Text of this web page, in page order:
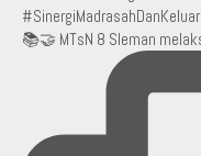
📚🤝 MTsN 8 Sleman